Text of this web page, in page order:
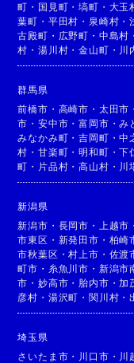
町 ・ 国見町 ・塙町 ・ 大玉
葉町 ・ 平田村 ・ 泉崎村 ・
古殿町 ・ 広野町 ・ 中島村 ・
村 ・湯川村 ・金山町 ・ 川
群馬県
前橋市 ・ 高崎市 ・ 太田市
市 ・安中市 ・富岡市 ・み
みなかみ町 ・吉岡町 ・中
村 ・甘楽町 ・明和町 ・下
町 ・ 片品村 ・高山村 ・ 川
新潟県
新潟市 ・ 長岡市 ・ 上越市
市東区 ・ 新発田市 ・ 柏崎
市秋葉区 ・村上市 ・ 佐渡
町市 ・ 糸魚川市 ・ 新潟市
市 ・妙高市 ・ 胎内市 ・加
彦村 ・ 湯沢町 ・関川村 ・
埼玉県
さいたま市 ・ 川口市 ・ 川